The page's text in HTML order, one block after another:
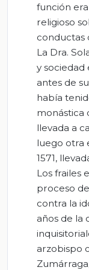
función
religioso
conductas
La Dra.
y sociedad
antes de
había
monástica
llevada a
luego otra
1571,
Los frailes
proceso
contra la
años de la
arzobispo